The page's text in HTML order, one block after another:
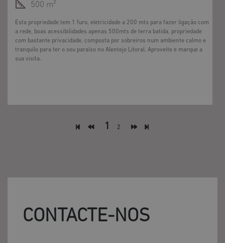
500 m²
Esta propriedade tem 1 furo, eletricidade a 200 mts para fazer ligação com
a rede, boas acessibilidades apenas 500mts de terra batida, propriedade
com bastante privacidade, composta por sobreiros num ambiente calmo e
tranquilo para ter o seu paraíso no Alentejo Litoral. Aproveite e marque a
sua visita.
1 2
CONTACTE-NOS